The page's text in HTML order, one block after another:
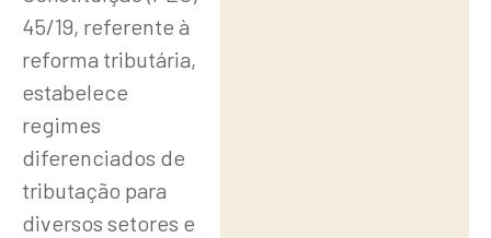
Isenções
e
Reduções
em
Detalhes
45/19, referente à
reforma tributária,
estabelece
regimes
diferenciados de
tributação para
diversos setores e